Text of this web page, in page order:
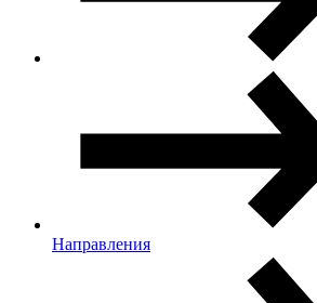
Направления